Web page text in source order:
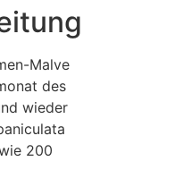
Malve
des
wieder
200